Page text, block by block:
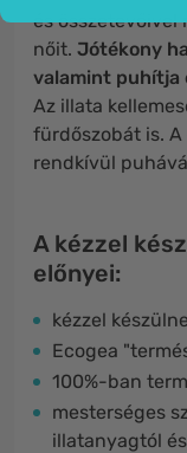
és összetevőivel
nőit. Jótékony
valamint puhítja
Az illata
fürdőszobát is.
rendkívül
A kézzel
előnyei:
kézzel
Ecogea
100%-ban
mesterséges
illatanyagtól